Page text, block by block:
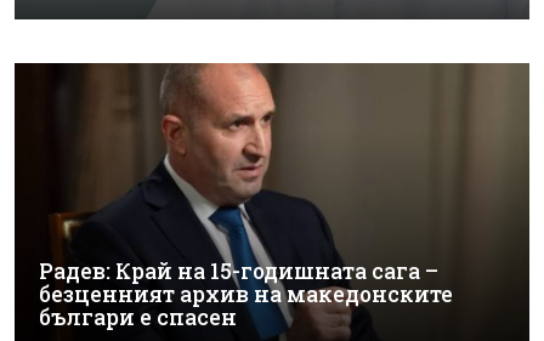
Радев: Край на 15-годишната сага –
безценният архив на македонските
българи е спасен